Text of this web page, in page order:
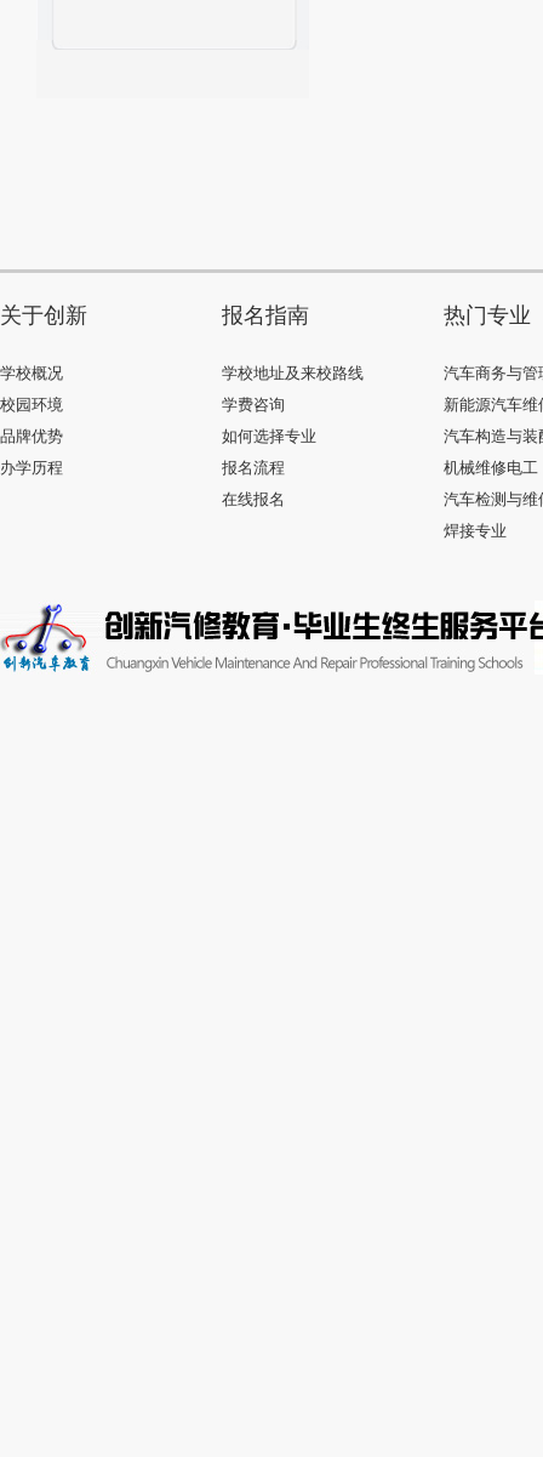
关于创新
学校概况
校园环境
品牌优势
办学历程
报名指南
学校地址及来校路线
学费咨询
如何选择专业
报名流程
在线报名
热门专业
汽车商务与管
新能源汽车维
汽车构造与装
机械维修电工
汽车检测与维
焊接专业